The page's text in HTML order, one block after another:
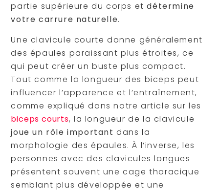
partie supérieure du corps etdétermine
votre carrure naturelle.
Une clavicule courte donne généralement
des épaules paraissant plus étroites, ce
qui peut créer un buste plus compact.
Tout comme la longueur des biceps peut
influencer l’apparence et l’entraînement,
comme expliqué dans notre article sur les
biceps courts, la longueur de la clavicule
joue un rôle important dans la
morphologie des épaules. À l’inverse, les
personnes avec des clavicules longues
présentent souvent une cage thoracique
semblant plus développée et une